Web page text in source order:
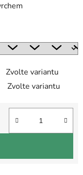
Zvolte variantu
Zvolte variantu